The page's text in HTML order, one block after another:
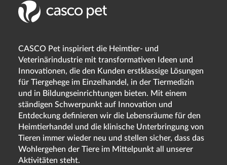
CASCO Pet inspiriert die Heimtier- und
Veterinärindustrie mit transformativen Ideen und
Innovationen, die den Kunden erstklassige Lösungen
für Tiergehege im Einzelhandel, in der Tiermedizin
und in Bildungseinrichtungen bieten. Mit einem
ständigen Schwerpunkt auf Innovation und
Entdeckung definieren wir die Lebensräume für den
Heimtierhandel und die klinische Unterbringung von
Tieren immer wieder neu und stellen sicher, dass das
Wohlergehen der Tiere im Mittelpunkt all unserer
Aktivitäten steht.